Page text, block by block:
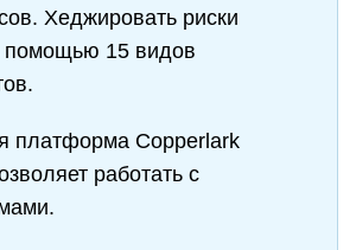
Хеджировать риски
помощью 15 видов
платформа Copperlark
работать с